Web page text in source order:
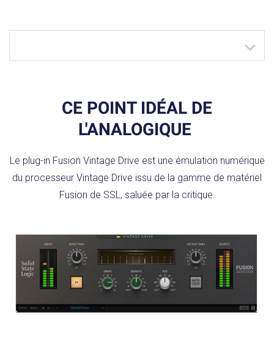
CE POINT IDÉAL DE
L'ANALOGIQUE
Le plug-in Fusion Vintage Drive est une émulation numérique
du processeur Vintage Drive issu de la gamme de matériel
Fusion de SSL, saluée par la critique.